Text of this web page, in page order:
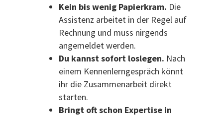
Kein bis wenig Papierkram. Die
Assistenz arbeitet in der Regel auf
Rechnung und muss nirgends
angemeldet werden.
Du kannst sofort loslegen. Nach
einem Kennenlerngespräch könnt
ihr die Zusammenarbeit direkt
starten.
Bringt oft schon Expertise in